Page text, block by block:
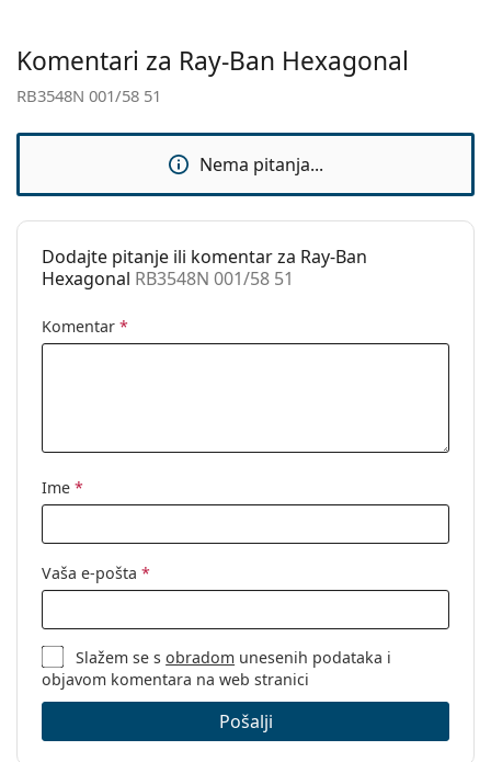
Kategorija:
Sunčane naočale
Marka:
Upotreba:
Moda
RB3548N 001/58 51
Komentari za Ray-Ban Hexagonal
RB3548N 001/58 51
Nema pitanja...
Dodajte pitanje ili komentar za Ray-Ban
Hexagonal RB3548N 001/58 51
Komentar *
Ime *
Vaša e-pošta *
Slažem se sobradom unesenih podataka i
objavom komentara na web stranici
Pošalji